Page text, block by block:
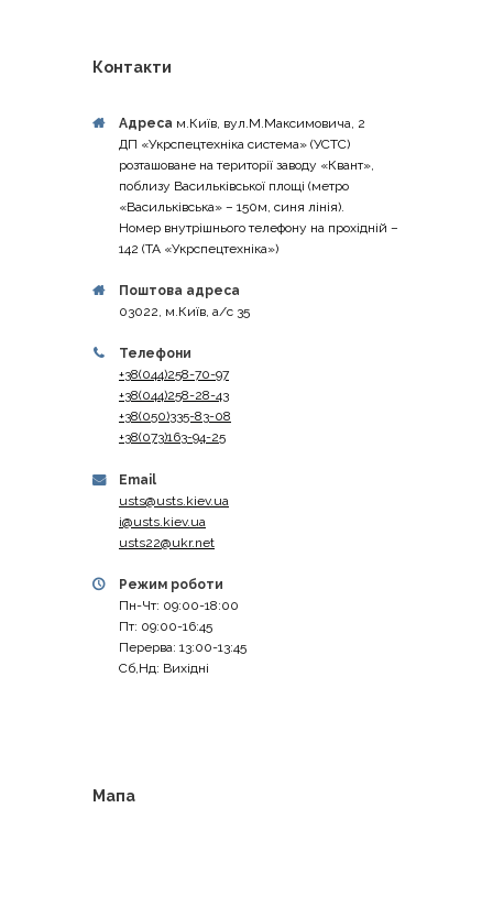
Контакти
Адреса м.Київ, вул.М.Максимовича, 2
ДП «Укрспецтехніка система» (УСТС)
розташоване на території заводу «Квант»,
поблизу Васильківської площі (метро
«Васильківська» – 150м, синя лінія).
Номер внутрішнього телефону на прохідній –
142 (ТА «Укрспецтехніка»)
Поштова адреса
03022, м.Київ, а/с 35
Телефони
+38(044)258-70-97
+38(044)258-28-43
+38(050)335-83-08
+38(073)163-94-25
Email
usts@usts.kiev.ua
i@usts.kiev.ua
usts22@ukr.net
Режим роботи
Пн-Чт: 09:00-18:00
Пт: 09:00-16:45
Перерва: 13:00-13:45
Сб,Нд: Вихідні
Мапа